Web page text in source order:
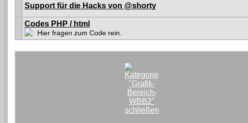
Support für die Hacks von @shorty
Codes PHP / html
Hier fragen zum Code rein.